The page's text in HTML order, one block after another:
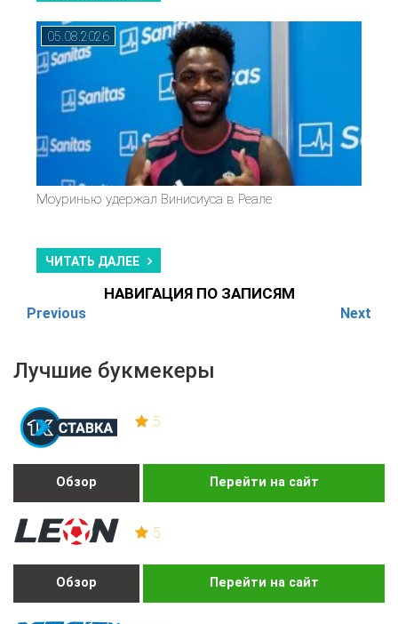
Лучшие букмекеры
5
Обзор Перейти на сайт
5
Обзор Перейти на сайт
05.08.2026
Моуринью удержал Винисиуса в Реале
ЧИТАТЬ ДАЛЕЕ
НАВИГАЦИЯ ПО ЗАПИСЯМ
Previous Next